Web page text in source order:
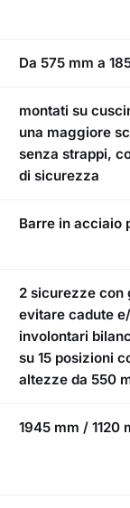
Da 575 mm a
montati su
una maggiore
senza strappi,
di sicurezza
Barre in acciaio
2 sicurezze con
evitare cadute
involontari
su 15 posizioni
altezze da 550
1945 mm / 1120